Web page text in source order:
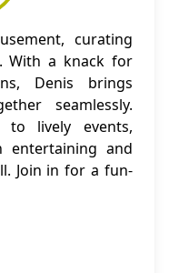
curating
With a knack for
Denis brings
seamlessly.
to lively events,
entertaining and
Join in for a fun-